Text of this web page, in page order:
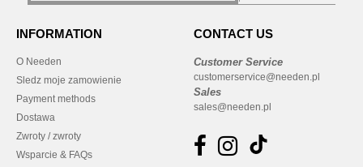
INFORMATION
O Needen
Sledz moje zamowienie
Payment methods
Dostawa
Zwroty / zwroty
Wsparcie & FAQs
CONTACT US
Customer Service
customerservice@needen.pl
Sales
sales@needen.pl